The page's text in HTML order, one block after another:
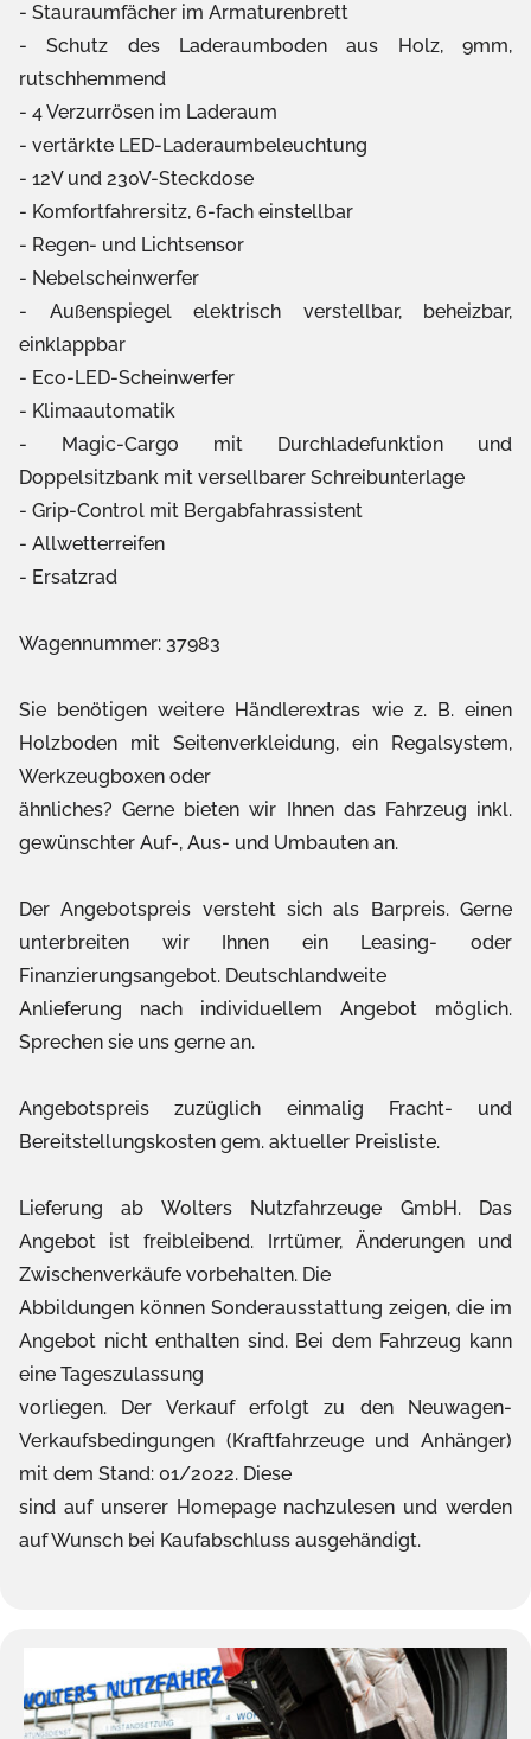
Stauraumfächer im Armaturenbrett
Schutz des Laderaumboden aus Holz, 9mm,
rutschhemmend
4 Verzurrösen im Laderaum
vertärkte LED-Laderaumbeleuchtung
12V und 230V-Steckdose
Komfortfahrersitz, 6-fach einstellbar
Regen- und Lichtsensor
Nebelscheinwerfer
Außenspiegel elektrisch verstellbar, beheizbar,
einklappbar
Eco-LED-Scheinwerfer
Klimaautomatik
Magic-Cargo mit Durchladefunktion und
Doppelsitzbank mit versellbarer Schreibunterlage
Grip-Control mit Bergabfahrassistent
Allwetterreifen
Ersatzrad
Wagennummer: 37983
Sie benötigen weitere Händlerextras wie z. B. einen
Holzboden mit Seitenverkleidung, ein Regalsystem,
Werkzeugboxen oder
ähnliches? Gerne bieten wir Ihnen das Fahrzeug inkl.
gewünschter Auf-, Aus- und Umbauten an.
Der Angebotspreis versteht sich als Barpreis. Gerne
unterbreiten wir Ihnen ein Leasing- oder
Finanzierungsangebot. Deutschlandweite
Anlieferung nach individuellem Angebot möglich.
Sprechen sie uns gerne an.
Angebotspreis zuzüglich einmalig Fracht- und
Bereitstellungskosten gem. aktueller Preisliste.
Lieferung ab Wolters Nutzfahrzeuge GmbH. Das
Angebot ist freibleibend. Irrtümer, Änderungen und
Zwischenverkäufe vorbehalten. Die
Abbildungen können Sonderausstattung zeigen, die im
Angebot nicht enthalten sind. Bei dem Fahrzeug kann
eine Tageszulassung
vorliegen. Der Verkauf erfolgt zu den Neuwagen-
Verkaufsbedingungen (Kraftfahrzeuge und Anhänger)
mit dem Stand: 01/2022. Diese
sind auf unserer Homepage nachzulesen und werden
auf Wunsch bei Kaufabschluss ausgehändigt.